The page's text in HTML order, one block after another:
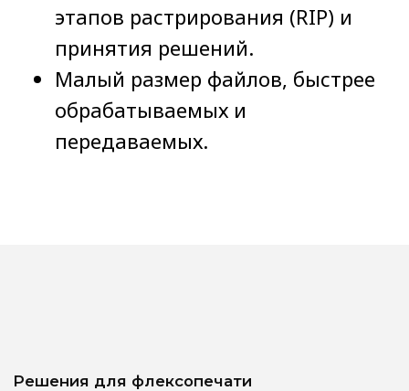
этапов растрирования (RIP) и
принятия решений.
Малый размер файлов, быстрее
обрабатываемых и
передаваемых.